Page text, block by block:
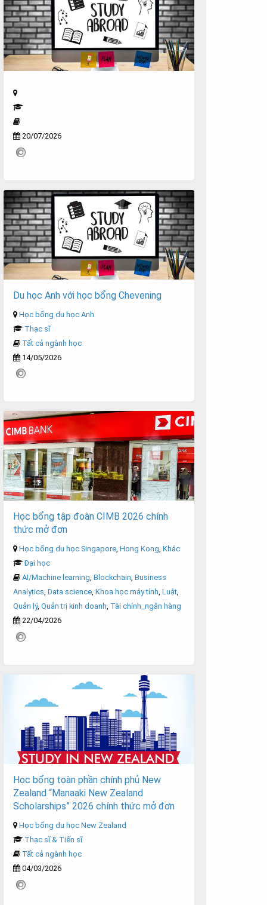
20/07/2026
Du học Anh với học bổng Chevening
Học bổng du học Anh
Thạc sĩ
Tất cả ngành học
14/05/2026
Học bổng tập đoàn CIMB 2026 chính
thức mở đơn
Học bổng du học Singapore, Hong Kong, Khác
Đại học
AI/Machine learning, Blockchain, Business
Analytics, Data science, Khoa học máy tính, Luật,
Quản lý, Quản trị kinh doanh, Tài chính_ngân hàng
22/04/2026
Học bổng toàn phần chính phủ New
Zealand “Manaaki New Zealand
Scholarships” 2026 chính thức mở đơn
Học bổng du học New Zealand
Thạc sĩ & Tiến sĩ
Tất cả ngành học
04/03/2026